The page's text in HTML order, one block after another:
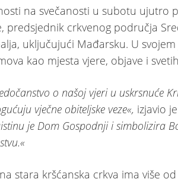
na svečanosti u subotu ujutro
predsjednik crkvenog područja
uključujući Mađarsku. U
kao mjesta vjere, objave i
o našoj vjeri u uskrsnuće
vječne obiteljske veze«, izjavio
je Dom Gospodnji i simbolizira
stara kršćanska crkva ima više